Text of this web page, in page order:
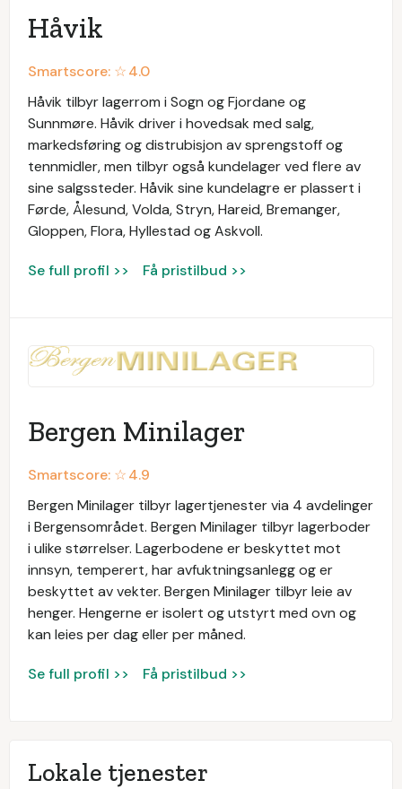
Håvik
Smartscore: ☆4.0
Håvik tilbyr lagerrom i Sogn og Fjordane og
Sunnmøre. Håvik driver i hovedsak med salg,
markedsføring og distrubisjon av sprengstoff og
tennmidler, men tilbyr også kundelager ved flere av
sine salgssteder. Håvik sine kundelagre er plassert i
Førde, Ålesund, Volda, Stryn, Hareid, Bremanger,
Gloppen, Flora, Hyllestad og Askvoll.
Se full profil >> Få pristilbud >>
Bergen Minilager
Smartscore: ☆4.9
Bergen Minilager tilbyr lagertjenester via 4 avdelinger
i Bergensområdet. Bergen Minilager tilbyr lagerboder
i ulike størrelser. Lagerbodene er beskyttet mot
innsyn, temperert, har avfuktningsanlegg og er
beskyttet av vekter. Bergen Minilager tilbyr leie av
henger. Hengerne er isolert og utstyrt med ovn og
kan leies per dag eller per måned.
Se full profil >> Få pristilbud >>
Lokale tjenester